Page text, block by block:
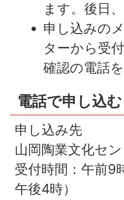
ます。後日
申し込みの
ターから受
確認の電話
電話で申し込む
申し込み先
山岡陶業文化セ
受付時間：午前9
午後4時）